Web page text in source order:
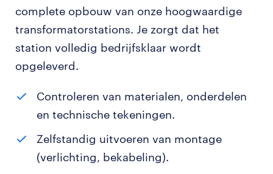
complete opbouw van onze hoogwaardige
transformatorstations. Je zorgt dat het
station volledig bedrijfsklaar wordt
opgeleverd.
Controleren van materialen, onderdelen
en technische tekeningen.
Zelfstandig uitvoeren van montage
(verlichting, bekabeling).